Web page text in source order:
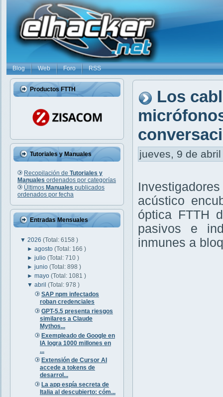
Blog Web Foro RSS
Productos FTTH
Tutoriales y Manuales
Recopilación de Tutoriales y
Manuales ordenados por categorías
Últimos Manuales publicados
ordenados por fecha
Entradas Mensuales
▼ 2026 (Total: 6158 )
►agosto(Total: 166 )
►julio(Total: 710 )
►junio(Total: 898 )
►mayo(Total: 1081 )
▼abril(Total: 978 )
SAP npm infectados
roban credenciales
GPT-5.5 presenta riesgos
similares a Claude
Mythos...
Exempleado de Google en
IA logra 1000 millones en
...
Extensión de Cursor AI
accede a tokens de
desarrol...
La app espía secreta de
Italia al descubierto: cóm...
Los
jueves, 9 de
acústico
óptica FTTH
pasivos e
inmunes a